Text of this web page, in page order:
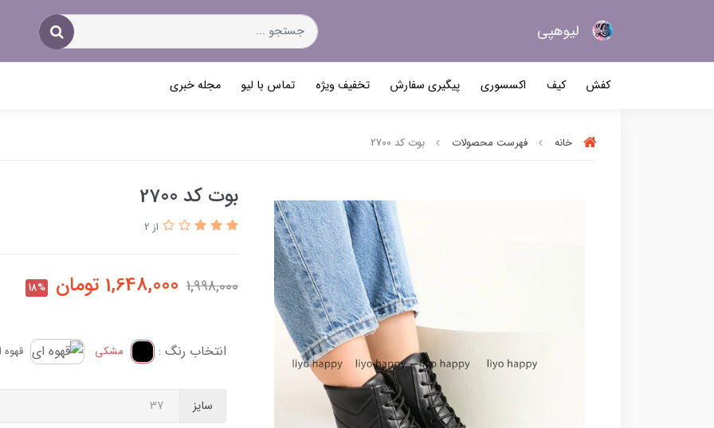
لیو‌هپی
کفش کیف اکسسوری پیگیری سفارش تخفیف ویژه تماس با لیو مجله خبری
خانه فهرست محصولات بوت کد 2700
بوت کد 2700
از 2
1,998,000
1,648,000 تومان 18%
انتخاب رنگ : مشکی قهوه
سایز